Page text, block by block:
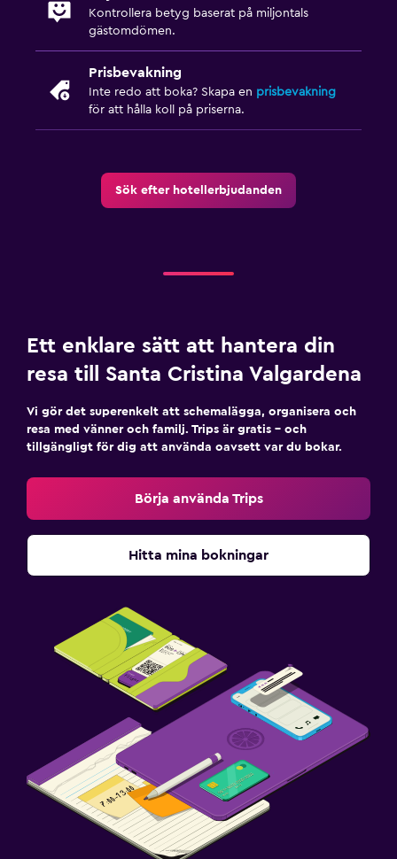
Kontrollera betyg baserat på miljontals
gästomdömen.
Prisbevakning
Inte redo att boka? Skapa en prisbevakning
för att hålla koll på priserna.
Sök efter hotellerbjudanden
Ett enklare sätt att hantera din
resa till Santa Cristina Valgardena
Vi gör det superenkelt att schemalägga, organisera och
resa med vänner och familj. Trips är gratis – och
tillgängligt för dig att använda oavsett var du bokar.
Börja använda Trips
Hitta mina bokningar